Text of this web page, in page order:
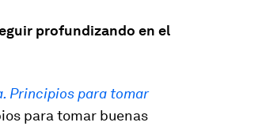
profundizando en el
Principios para tomar
para tomar buenas